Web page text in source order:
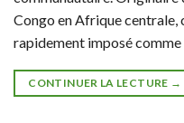
Congo en Afrique centrale,
rapidement imposé
CONTINUER LA LECTURE →